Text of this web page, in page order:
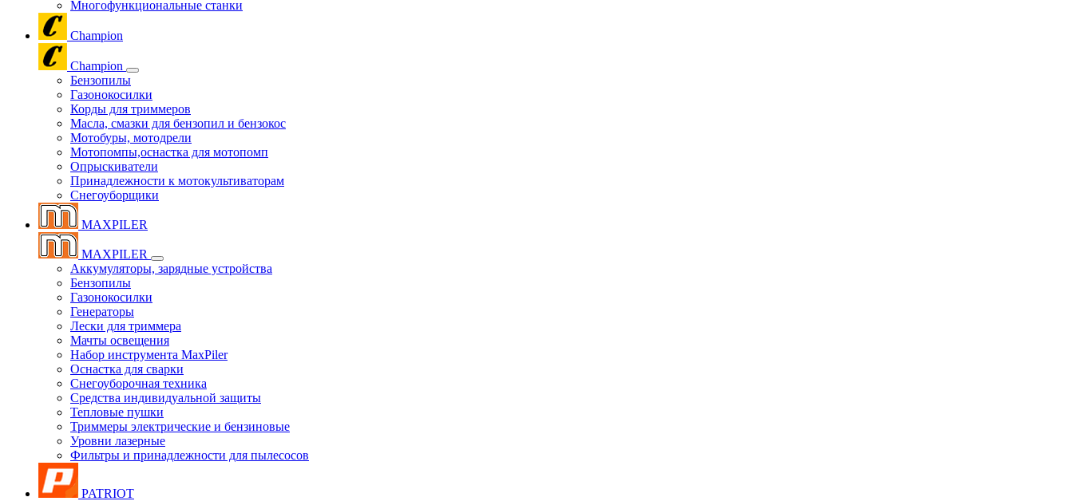
Многофункциональные станки
Champion
Champion
Бензопилы
Газонокосилки
Корды для триммеров
Масла, смазки для бензопил и бензокос
Мотобуры, мотодрели
Мотопомпы,оснастка для мотопомп
Опрыскиватели
Принадлежности к мотокультиваторам
Снегоуборщики
MAXPILER
MAXPILER
Аккумуляторы, зарядные устройства
Бензопилы
Газонокосилки
Генераторы
Лески для триммера
Мачты освещения
Набор инструмента MaxPiler
Оснастка для сварки
Снегоуборочная техника
Средства индивидуальной защиты
Тепловые пушки
Триммеры электрические и бензиновые
Уровни лазерные
Фильтры и принадлежности для пылесосов
PATRIOT